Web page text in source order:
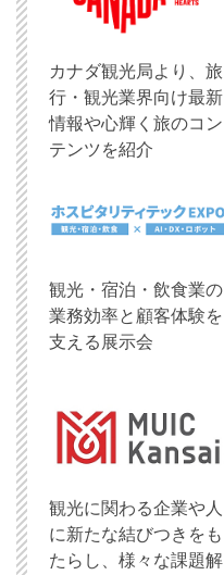
​カナダ観光局より、旅
行・観光業界向け最新
情報や心輝く旅のコン
テンツを紹介
観光・宿泊・飲食業の
業務効率と顧客体験を
支える展示会
観光に関わる企業や人
に新たな結びつきをも
たらし、様々な課題解